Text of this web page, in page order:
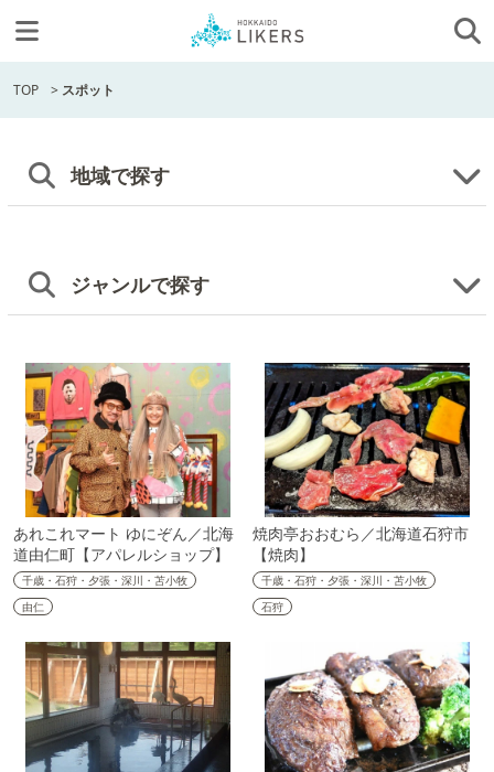
TOP > スポット
地域で探す
ジャンルで探す
あれこれマート ゆにぞん／北海
道由仁町【アパレルショップ】
千歳・石狩・夕張・深川・苫小牧
由仁
焼肉亭おおむら／北海道石狩市
【焼肉】
千歳・石狩・夕張・深川・苫小牧
石狩